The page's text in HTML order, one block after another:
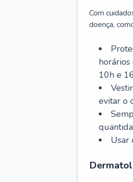
Com
doença,
10h e
evitar o
Usar